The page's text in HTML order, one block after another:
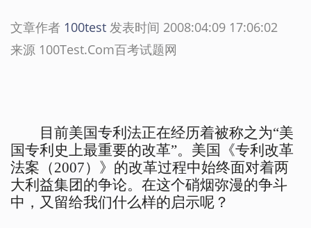
文章作者 100test 发表时间 2008:04:09 17:06:02
来源 100Test.Com百考试题网
目前美国专利法正在经历着被称之为“美
国专利史上最重要的改革”。美国《专利改革
法案（2007）》的改革过程中始终面对着两
大利益集团的争论。在这个硝烟弥漫的争斗
中，又留给我们什么样的启示呢？